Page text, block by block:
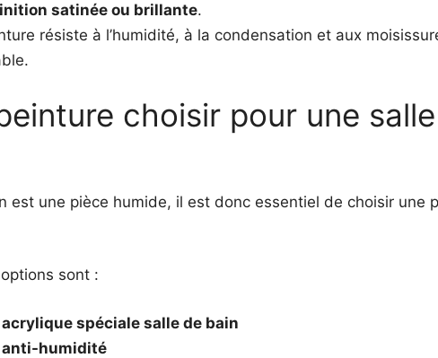
satinée ou brillante.
résiste à l’humidité, à la condensation et aux
choisir pour une
est une pièce humide, il est donc essentiel de choisir une
sont :
acrylique spéciale salle de bain
anti-humidité